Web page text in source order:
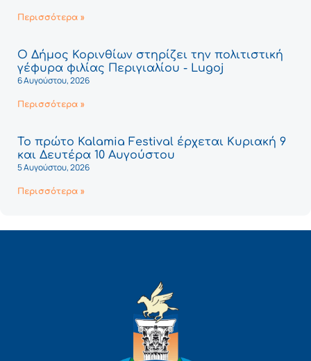
Περισσότερα »
Ο Δήμος Κορινθίων στηρίζει την πολιτιστική
γέφυρα φιλίας Περιγιαλίου - Lugoj
6 Αυγούστου, 2026
Περισσότερα »
Το πρώτο Kalamia Festival έρχεται Κυριακή 9
και Δευτέρα 10 Αυγούστου
5 Αυγούστου, 2026
Περισσότερα »